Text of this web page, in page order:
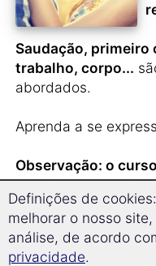
Saudação,
trabalho, corpo...
abordados.
Aprenda a se
Observação: o
solteiros e solteiras!
Definições de
melhorar o nosso
análise, de acordo
privacidade.